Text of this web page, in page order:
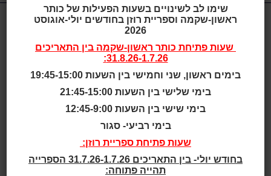
הפורטל
הממשלתי
ואתרי ממשל
GOV.IL
שימו לב לשינויים בשעות הפעילות של כותר
ראשון-שקמה וספריית רוזן בחודשים יולי-אוגוסט
2026
שעות פתיחת כותר ראשון-שקמה בין התאריכים
31.8.26-1.7.26:
בימים ראשון, שני וחמישי בין השעות 19:45-15:00
בימי שלישי בין השעות 21:45-15:00
בימי שישי בין השעות 12:45-9:00
בימי רביעי- סגור
שעות פתיחת ספריית רוזן:
בחודש יולי- בין התאריכים 31.7.26-1.7.26 הספרייה
תהייה פתוחה: